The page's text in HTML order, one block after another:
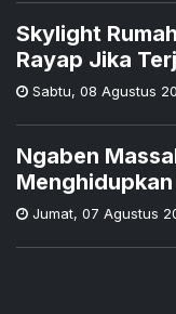
Skylight
Rayap Jika
Sabtu, 08 Agustus
Ngaben
Menghidupkan
Jumat, 07 Agustus